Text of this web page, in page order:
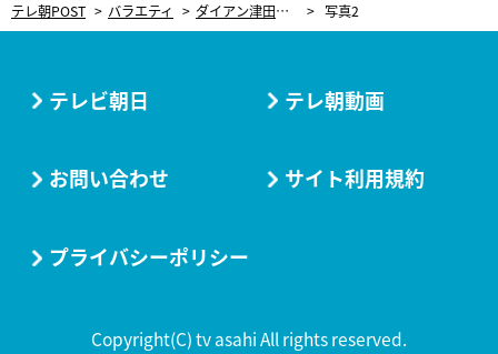
テレ朝POST バラエティ ダイアン津田、レスリング中に緊急事態！「なんか耳から出てきた」“ありえへん”大きさのものが出現 写真2
テレビ朝日 テレ朝動画
お問い合わせ サイト利用規約
プライバシーポリシー
Copyright(C) tv asahi All rights reserved.